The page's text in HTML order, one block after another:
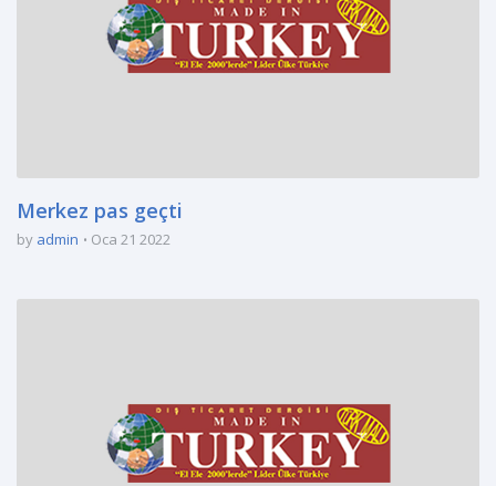
Merkez pas geçti
by admin Oca 21 2022